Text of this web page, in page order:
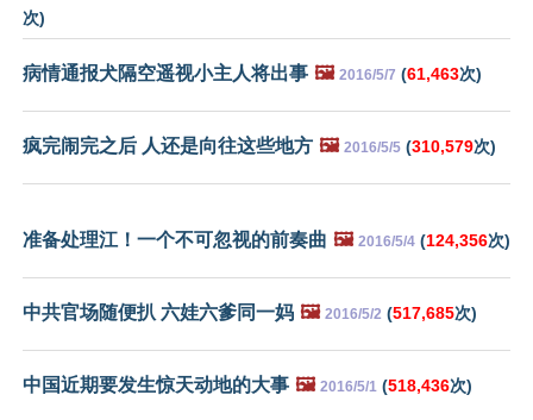
次)
病情通报犬隔空遥视小主人将出事 🖼️ 2016/5/7 (61,463次)
疯完闹完之后 人还是向往这些地方 🖼️ 2016/5/5 (310,579次)
准备处理江！一个不可忽视的前奏曲 🖼️ 2016/5/4 (124,356次)
中共官场随便扒 六娃六爹同一妈 🖼️ 2016/5/2 (517,685次)
中国近期要发生惊天动地的大事 🖼️ 2016/5/1 (518,436次)